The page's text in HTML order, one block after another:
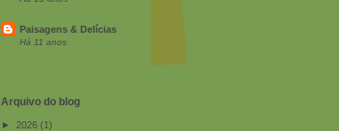
Paisagens & Delícias
Há 11 anos
Arquivo do blog
► 2026 (1)